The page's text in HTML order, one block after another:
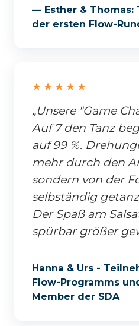
— Esther & Thomas:
der ersten Flow-
★★★★★
„Unsere "Game
Auf 7 den Tanz
auf 99 %.
mehr durch den
sondern von der
selbständig
Der Spaß am
spürbar größer
Hanna & Urs -
Flow-Programms
Member der SDA